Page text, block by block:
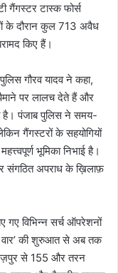
गैंगस्टर टास्क फोर्स
के दौरान कुल 713 अवैध
किए हैं।
गौरव यादव ने कहा,
पर लालच देते हैं और
है। पंजाब पुलिस ने समय-
गैंगस्टरों के सहयोगियों
भूमिका निभाई है।
संगठित अपराध के ख़िलाफ़
गए विभिन्न सर्च ऑपरेशनों
वार’ की शुरुआत से अब तक
से 155 और तरन